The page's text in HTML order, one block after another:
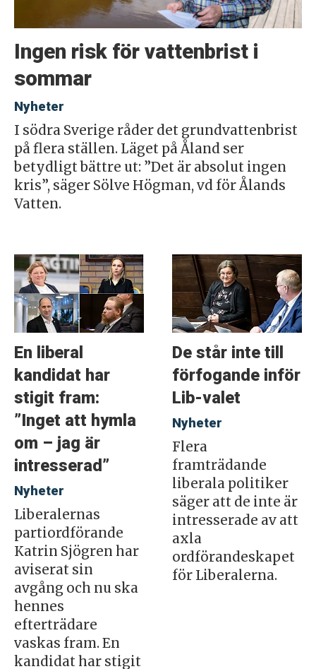
Ingen risk för vattenbrist i
sommar
Nyheter
I södra Sverige råder det grundvattenbrist
på flera ställen. Läget på Åland ser
betydligt bättre ut: ”Det är absolut ingen
kris”, säger Sölve Högman, vd för Ålands
Vatten.
En liberal
kandidat har
stigit fram:
”Inget att hymla
om – jag är
intresserad”
Nyheter
Liberalernas
partiordförande
Katrin Sjögren har
aviserat sin
avgång och nu ska
hennes
efterträdare
vaskas fram. En
kandidat har stigit
De står inte till
förfogande inför
Lib-valet
Nyheter
Flera
framträdande
liberala politiker
säger att de inte är
intresserade av att
axla
ordförandeskapet
för Liberalerna.